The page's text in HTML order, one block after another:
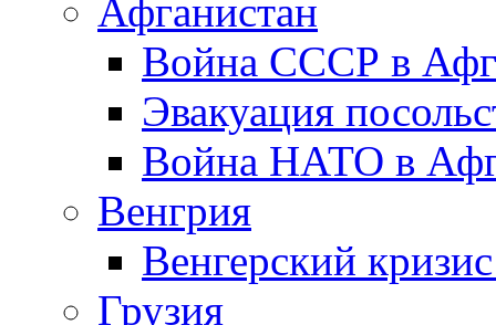
Афганистан
Война СССР в
Эвакуация
Война НАТО в
Венгрия
Венгерский
Грузия